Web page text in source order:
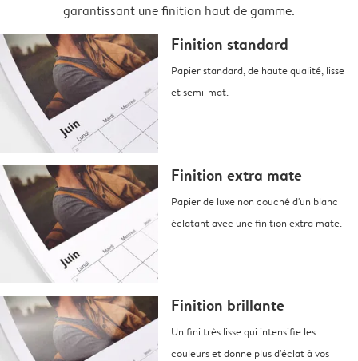
garantissant une finition haut de gamme.
Finition standard
Papier standard, de haute qualité, lisse
et semi-mat.
Finition extra mate
Papier de luxe non couché d'un blanc
éclatant avec une finition extra mate.
Finition brillante
Un fini très lisse qui intensifie les
couleurs et donne plus d'éclat à vos